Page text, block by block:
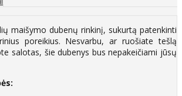
maišymo dubenų rinkinį, sukurtą patenkinti
poreikius. Nesvarbu, ar ruošiate tešlą
salotas, šie dubenys bus nepakeičiami jūsų